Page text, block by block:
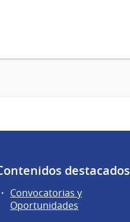
destacados
Convocatorias y
Oportunidades